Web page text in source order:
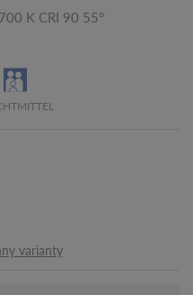
K CRI 90 55°
varianty